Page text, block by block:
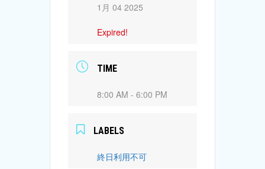
1月 04 2025
Expired!
TIME
8:00 AM - 6:00 PM
LABELS
終日利用不可